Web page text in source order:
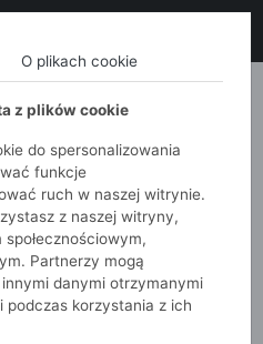
z nadrukiem kości –
O plikach cookie
z plików cookie
do spersonalizowania
funkcje
ruch w naszej witrynie.
z naszej witryny,
Partnerzy mogą
danymi otrzymanymi
podczas korzystania z ich